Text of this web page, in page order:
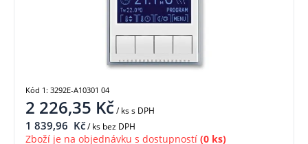
2 226,35 Kč/ kss DPH
1 839,96 Kč/ ks bez DPH
Zboží je na objednávku s dostupností (0 ks)
Kód 1: 3292E-A10301 04